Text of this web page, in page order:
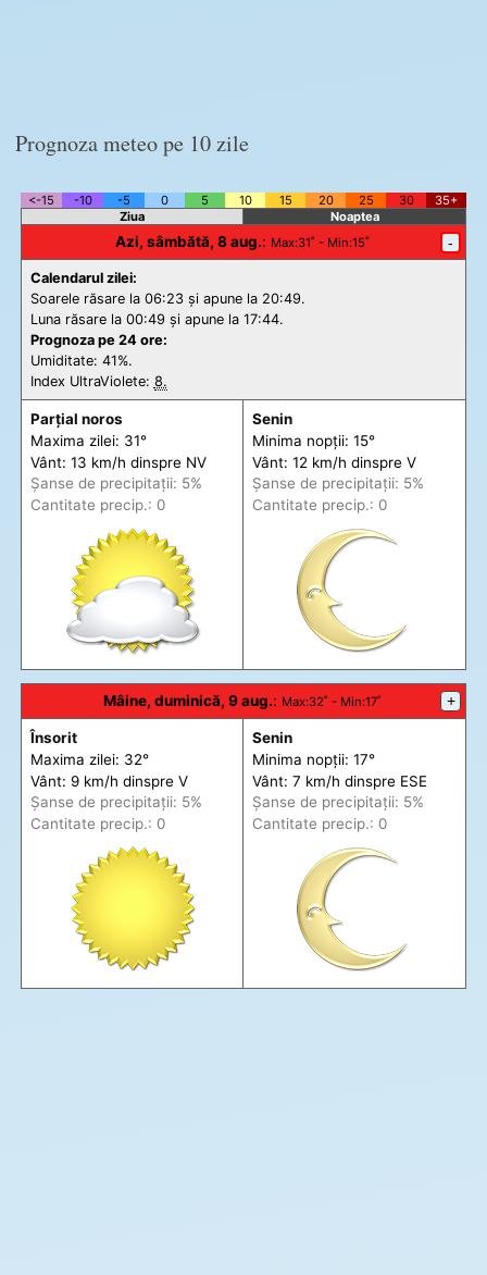
Prognoza meteo pe 10 zile
<-15 -10 -5 0 5 10 15 20 25 30
35+
Ziua
Noaptea
Azi, sâmbătă, 8 aug.: Max:31˚ - Min:15˚ -
Calendarul zilei:
Soarele răsare la 06:23 și apune la 20:49.
Luna răsare la 00:49 și apune la 17:44.
Prognoza pe 24 ore:
Umiditate: 41%.
Index UltraViolete: 8.
Parțial noros
Maxima zilei: 31°
Vânt: 13 km/h dinspre NV
Șanse de precipitații: 5%
Cantitate precip.: 0
Senin
Minima nopții: 15°
Vânt: 12 km/h dinspre V
Șanse de precipitații: 5%
Cantitate precip.: 0
Mâine, duminică, 9 aug.: Max:32˚ - Min:17˚ +
Însorit
Maxima zilei: 32°
Vânt: 9 km/h dinspre V
Șanse de precipitații: 5%
Cantitate precip.: 0
Senin
Minima nopții: 17°
Vânt: 7 km/h dinspre ESE
Șanse de precipitații: 5%
Cantitate precip.: 0